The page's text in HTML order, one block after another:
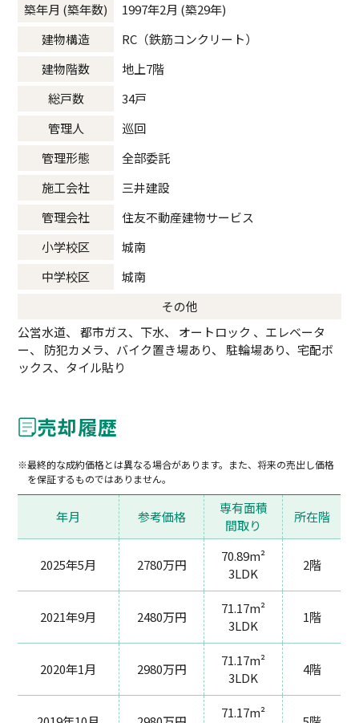
築年月 (築年数)
1997年2月 (築29年)
建物構造
RC（鉄筋コンクリート）
建物階数
地上7階
総戸数
34戸
管理人
巡回
管理形態
全部委託
施工会社
三井建設
管理会社
住友不動産建物サービス
小学校区
城南
中学校区
城南
その他
公営水道、 都市ガス、下水、 オートロック 、エレベータ
ー、 防犯カメラ、バイク置き場あり、 駐輪場あり、宅配ボ
ックス、タイル貼り
売却履歴
最終的な成約価格とは異なる場合があります。また、将来の売出し価格
を保証するものではありません。
年月 参考価格
専有面積
間取り
所在階
2025年5月 2780万円
70.89m²
3LDK
2階
2021年9月 2480万円
71.17m²
3LDK
1階
2020年1月 2980万円
71.17m²
3LDK
4階
71.17m²